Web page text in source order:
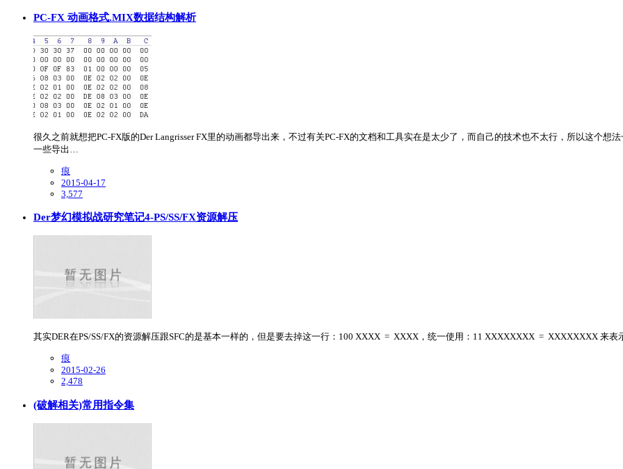
PC-FX 动画格式.MIX数据结构解析
很久之前就想把PC-FX版的Der Langrisser FX里的动画都导出来，不过有关PC-FX的文档和工具实在是太少了，而自己的技术也不太行，所以这个
一些导出…
痕
2015-04-17
3,577
Der梦幻模拟战研究笔记4-PS/SS/FX资源解压
其实DER在PS/SS/FX的资源解压跟SFC的是基本一样的，但是要去掉这一行：100 XXXX = XXXX，统一使用：11 XXXXXXXX = XXXXXXXX 来
痕
2015-02-26
2,478
(破解相关)常用指令集